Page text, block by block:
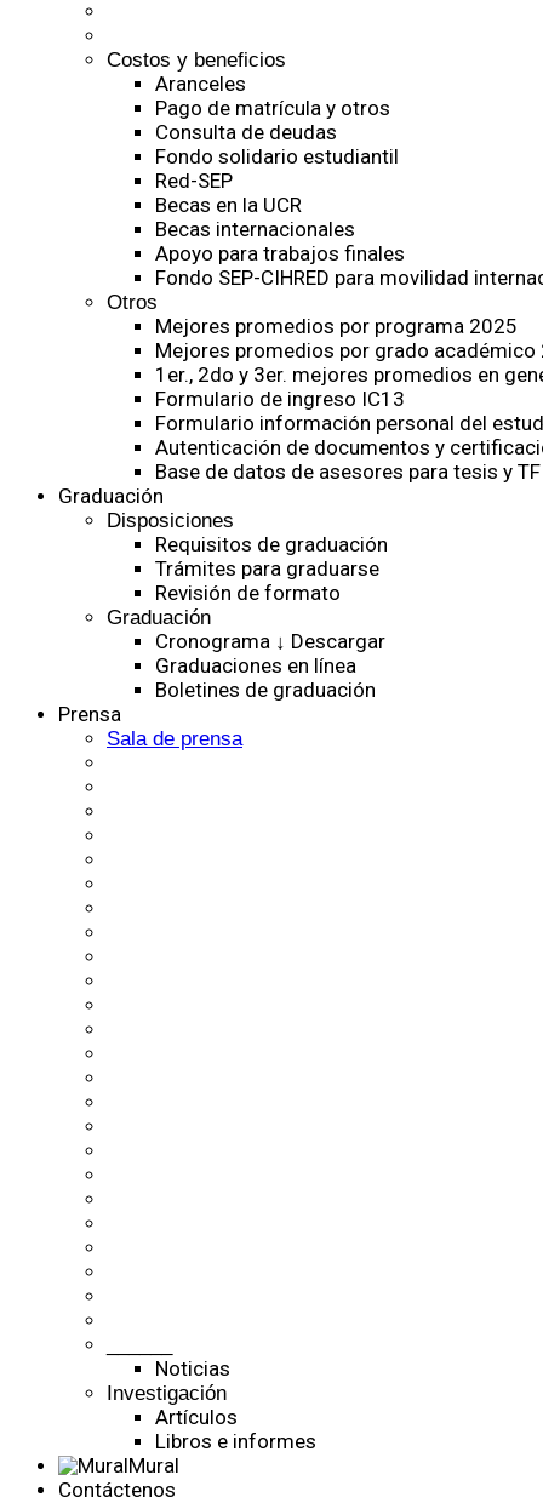
Costos y beneficios
Aranceles
Pago de matrícula y otros
Consulta de deudas
Fondo solidario estudiantil
Red-SEP
Becas en la UCR
Becas internacionales
Apoyo para trabajos finales
Fondo SEP-CIHRED para movilidad
Otros
Mejores promedios por programa 2025
Mejores promedios por grado académico
1er., 2do y 3er. mejores promedios en
Formulario de ingreso IC13
Formulario información personal del
Autenticación de documentos y
Base de datos de asesores para tesis y
Graduación
Disposiciones
Requisitos de graduación
Trámites para graduarse
Revisión de formato
Graduación
Cronograma ↓ Descargar
Graduaciones en línea
Boletines de graduación
Prensa
Sala de prensa
Noticias
Investigación
Artículos
Libros e informes
Mural
Contáctenos